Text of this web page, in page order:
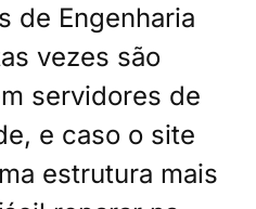
de Engenharia
vezes são
servidores de
e caso o site
estrutura mais